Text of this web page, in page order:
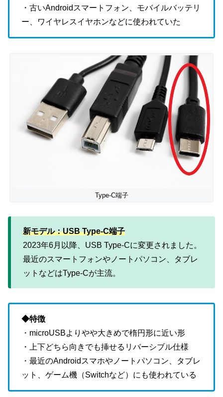
・古いAndroidスマートフォン、モバイルバッテリ
ー、ワイヤレスイヤホンなどに使われていた
Type-C端子
新モデル：USB Type-C端子
2023年6月以降、USB Type-Cに変更されました。
最近のスマートフォンやノートパソコン、タブレ
ットなどはType-Cが主流。
◆特徴
・microUSBよりやや大きめで楕円形に近い形
・上下どちら向きでも挿せるリバーシブル仕様
・最近のAndroidスマホやノートパソコン、タブレ
ット、ゲーム機（Switchなど）にも使われている